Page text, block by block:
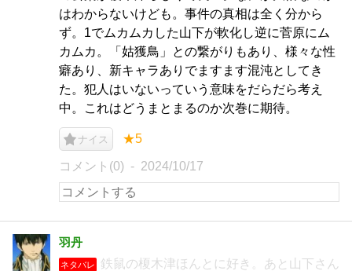
はわからないけども。事件の真相は全く分から
ず。1でムカムカした山下が軟化し逆に菅原にム
カムカ。「姑獲鳥」との繋がりもあり、様々な性
癖あり、新キャラありでますます混沌としてき
た。犯人はいないっていう意味をだらだら考え
中。これはどうまとまるのか次巻に期待。
ナイス ★5
コメント(0) 2024/10/17
羽丹
ネタバレ
鉄鼠の榎木津ほんとに好き。あと山下さん